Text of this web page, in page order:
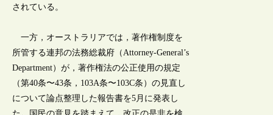
されている。
一方，オーストラリアでは，著作権制度を
所管する連邦の法務総裁府（Attorney-General’s
Department）が，著作権法の公正使用の規定
（第40条〜43条，103A条〜103C条）の見直し
について論点整理した報告書を5月に発表し